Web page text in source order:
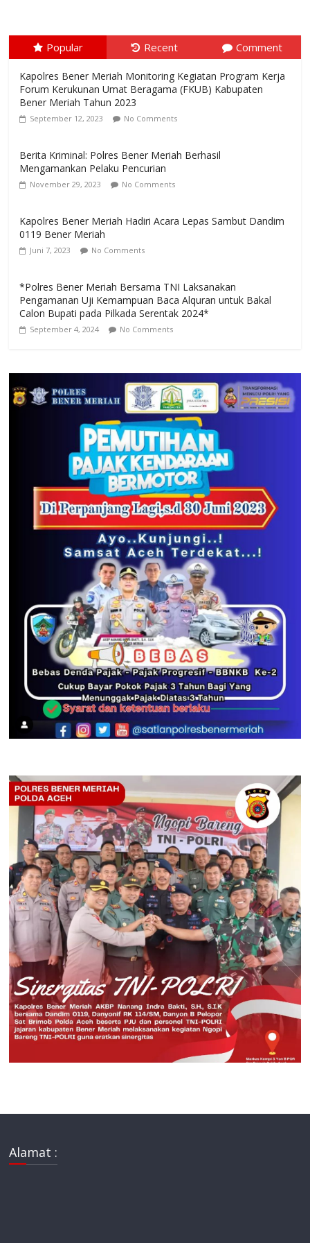
Popular Recent Comment
Kapolres Bener Meriah Monitoring Kegiatan Program Kerja
Forum Kerukunan Umat Beragama (FKUB) Kabupaten
Bener Meriah Tahun 2023
September 12, 2023 No Comments
Berita Kriminal: Polres Bener Meriah Berhasil
Mengamankan Pelaku Pencurian
November 29, 2023 No Comments
Kapolres Bener Meriah Hadiri Acara Lepas Sambut Dandim
0119 Bener Meriah
Juni 7, 2023 No Comments
*Polres Bener Meriah Bersama TNI Laksanakan
Pengamanan Uji Kemampuan Baca Alquran untuk Bakal
Calon Bupati pada Pilkada Serentak 2024*
September 4, 2024 No Comments
Alamat :